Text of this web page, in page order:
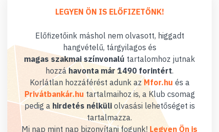
LEGYEN ÖN IS ELŐFIZETŐNK!
Előfizetőink máshol nem olvasott, higgadt
hangvételű, tárgyilagos és
magas szakmai színvonalú tartalomhoz jutnak
hozzáhavonta már 1490 forintért.
Korlátlan hozzáférést adunk az Mfor.hu és a
Privátbankár.hu tartalmaihoz is, a Klub csomag
pedig a hirdetés nélküliolvasási lehetőséget is
tartalmazza.
Mi nap mint nap bizonyítani fogunk! Legyen Ön is